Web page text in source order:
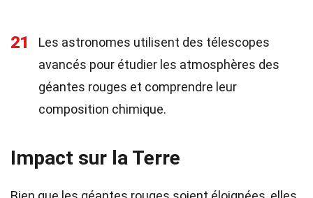
21
Les astronomes utilisent des télescopes
avancés pour étudier les atmosphères des
géantes rouges et comprendre leur
composition chimique.
Impact sur la Terre